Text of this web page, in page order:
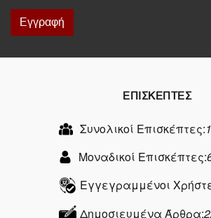
Εγγραφή
ΕΠΙΣΚΕΠΤΕΣ
Συνολικοί Επισκέπτες:
Μοναδικοί Επισκέπτες:
Εγγεγραμμένοι
Δημοσιευμένα Άρθρα: